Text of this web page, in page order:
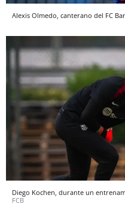
Alexis Olmedo, canterano del FC
Diego Kochen, durante un
FCB